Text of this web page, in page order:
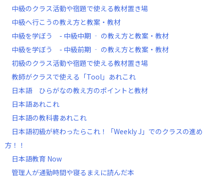
中級のクラス活動や宿題で使える教材置き場
中級へ行こうの教え方と教案・教材
中級を学ぼう - 中級中期 ‐ の教え方と教案・教材
中級を学ぼう - 中級前期 ‐ の教え方と教案・教材
初級のクラス活動や宿題で使える教材置き場
教師がクラスで使える「Tool」あれこれ
日本語 ひらがなの教え方のポイントと教材
日本語あれこれ
日本語の教科書あれこれ
日本語初級が終わったらこれ！「Weekly J」でのクラスの進め
方！！
日本語教育 Now
管理人が通勤時間や寝るまえに読んだ本